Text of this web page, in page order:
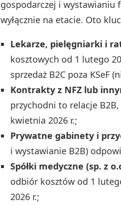
gospodarczej i wystawianiu
wyłącznie na etacie. Oto
Lekarze, pielęgniarki i
kosztowych od 1 lutego
sprzedaż B2C poza KSeF
Kontrakty z NFZ lub
przychodni to relacje
kwietnia 2026 r.;
Prywatne gabinety i
i wystawianie B2B)
Spółki medyczne (sp. z
odbiór kosztów od 1
2026 r.;